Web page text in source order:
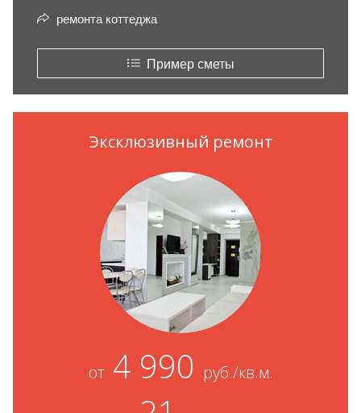
ремонта коттеджа
Пример сметы
Эксклюзивный ремонт
от4 990 руб./кв.м.